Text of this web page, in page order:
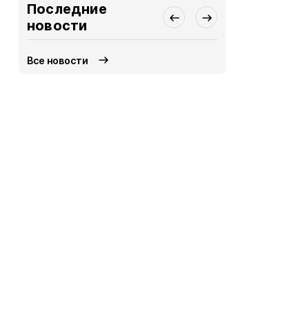
Последние
новости
Все новости